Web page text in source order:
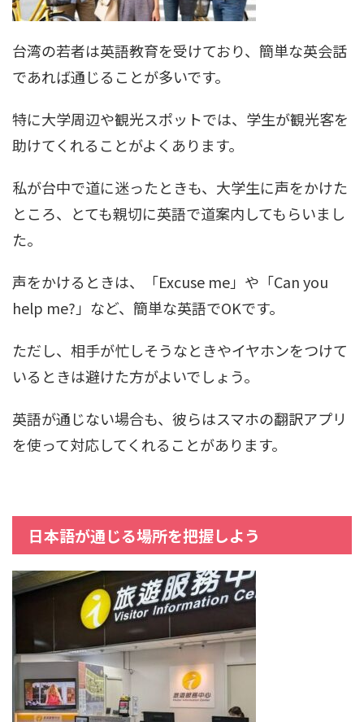
台湾の若者は英語教育を受けており、簡単な英会話
であれば通じることが多いです。
特に大学周辺や観光スポットでは、学生が観光客を
助けてくれることがよくあります。
私が台中で道に迷ったときも、大学生に声をかけた
ところ、とても親切に英語で道案内してもらいまし
た。
声をかけるときは、「Excuse me」や「Can you
help me?」など、簡単な英語でOKです。
ただし、相手が忙しそうなときやイヤホンをつけて
いるときは避けた方がよいでしょう。
英語が通じない場合も、彼らはスマホの翻訳アプリ
を使って対応してくれることがあります。
日本語が通じる場所を把握しよう